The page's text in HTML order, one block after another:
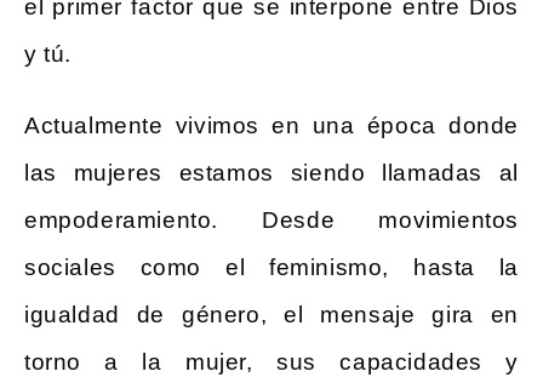
el primer factor que se interpone entre Dios
y tú.
Actualmente vivimos en una época donde
las mujeres estamos siendo llamadas al
empoderamiento. Desde movimientos
sociales como el feminismo, hasta la
igualdad de género, el mensaje gira en
torno a la mujer, sus capacidades y